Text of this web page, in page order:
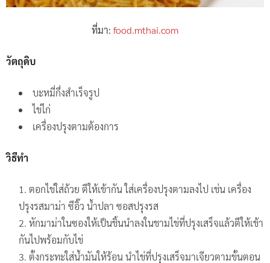
ที่มา: food.mthai.com
วัตถุดิบ
บะหมี่กึ่งสำเร็จรูป
ไข่ไก่
เครื่องปรุงตามต้องการ
วิธีทำ
ตอกไข่ใส่ถ้วย ตีให้เข้ากัน ใส่เครื่องปรุงตามลงไป เช่น เครื่อง
ปรุงรสมาม่า ซีอิ๊ว น้ำปลา ซอสปรุงรส
หักมาม่าในซองให้เป็นชิ้นนำลงในชามไข่ที่ปรุงเสร็จแล้วตีให้เข้า
กันไปพร้อมกับไข่
ตั้งกระทะใส่น้ำมันให้ร้อน นำไข่ที่ปรุงเสร็จมาเจียวตามขั้นตอน